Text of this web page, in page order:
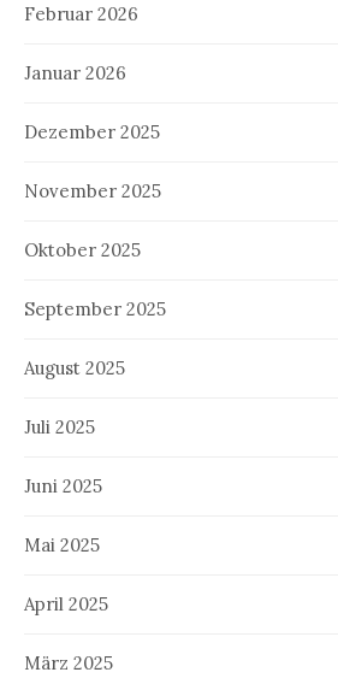
Februar 2026
Januar 2026
Dezember 2025
November 2025
Oktober 2025
September 2025
August 2025
Juli 2025
Juni 2025
Mai 2025
April 2025
März 2025